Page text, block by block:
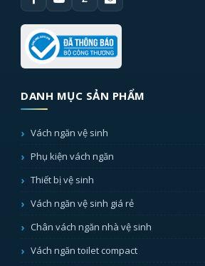
DANH MỤC SẢN PHẨM
Vách ngăn vệ sinh
Phụ kiện vách ngăn
Thiết bị vệ sinh
Vách ngăn vệ sinh giá rẻ
Chân vách ngăn nhà vệ sinh
Vách ngăn toilet compact